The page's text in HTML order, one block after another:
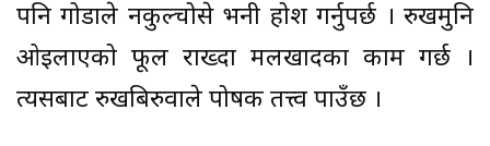
पनि गोडाले नकुल्चोसे भनी होश गर्नुपर्छ । रुखमुनि
ओइलाएको फूल राख्दा मलखादका काम गर्छ ।
त्यसबाट रुखबिरुवाले पोषक तत्त्व पाउँछ ।